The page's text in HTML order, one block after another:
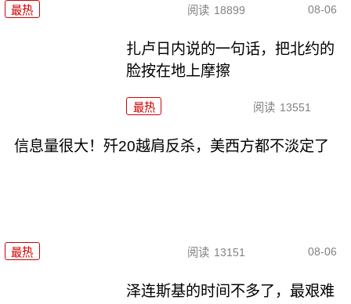
最热 阅读 18899 08-06
扎卢日内说的一句话，把北约的
脸按在地上摩擦
最热 阅读 13551
信息量很大！歼20越肩反杀，美西方都不淡定了
最热 阅读 13151 08-06
泽连斯基的时间不多了，最艰难